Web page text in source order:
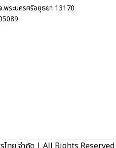
พระนครศรีอยุธยา 13170